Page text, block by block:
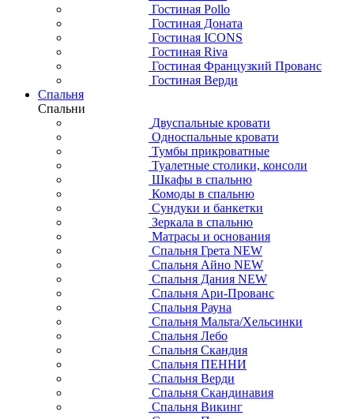
Гостиная Pollo
Гостиная Доната
Гостиная ICONS
Гостиная Riva
Гостиная Французкий Прованс
Гостиная Верди
Спальня
Спальни
Двуспальные кровати
Односпальные кровати
Тумбы прикроватные
Туалетные столики, консоли
Шкафы в спальню
Комоды в спальню
Сундуки и банкетки
Зеркала в спальню
Матрасы и основания
Спальня Грета NEW
Спальня Айно NEW
Спальня Дания NEW
Спальня Ари-Прованс
Спальня Рауна
Спальня Мальта/Хельсинки
Спальня Лебо
Спальня Скандия
Спальня ПЕННИ
Спальня Верди
Спальня Скандинавия
Спальня Викинг